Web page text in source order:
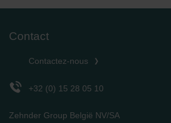
Contact
Contactez-nous
+32 (0) 15 28 05 10
Zehnder Group België NV/SA